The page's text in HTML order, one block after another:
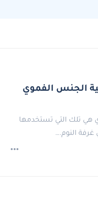
الجنس الفموي
هي تلك التي تستخدمها
النوم.…